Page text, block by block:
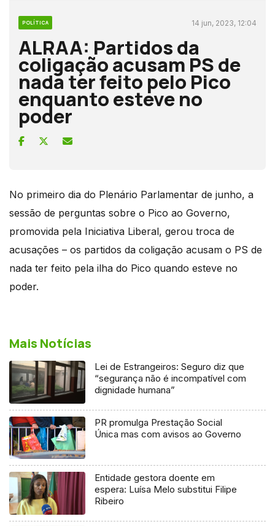
POLÍTICA 14 jun, 2023, 12:04
ALRAA: Partidos da
coligação acusam PS de
nada ter feito pelo Pico
enquanto esteve no
poder
No primeiro dia do Plenário Parlamentar de junho, a
sessão de perguntas sobre o Pico ao Governo,
promovida pela Iniciativa Liberal, gerou troca de
acusações – os partidos da coligação acusam o PS de
nada ter feito pela ilha do Pico quando esteve no
poder.
Mais Notícias
Lei de Estrangeiros: Seguro diz que
“segurança não é incompatível com
dignidade humana”
PR promulga Prestação Social
Única mas com avisos ao Governo
Entidade gestora doente em
espera: Luísa Melo substitui Filipe
Ribeiro